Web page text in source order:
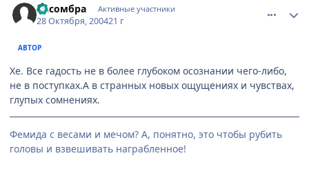
Ласомбра Активные участники
28 Октября, 200421 г
АВТОР
Хе. Все гадость не в более глубоком осознании чего-либо,
не в поступках.А в странных новых ощущениях и чувствах,
глупых сомнениях.
Фемида с весами и мечом? А, понятно, это чтобы рубить
головы и взвешивать награбленное!